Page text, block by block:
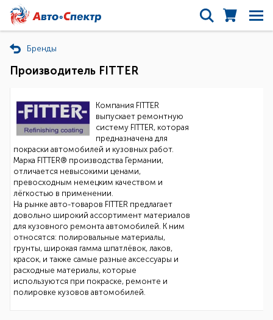
Бренды
Производитель FITTER
Компания FITTER
выпускает ремонтную
систему FITTER, которая
предназначена для
покраски автомобилей и кузовных работ.
Марка FITTER® производства Германии,
отличается невысокими ценами,
превосходным немецким качеством и
лёгкостью в применении.
На рынке авто-товаров FITTER предлагает
довольно широкий ассортимент материалов
для кузовного ремонта автомобилей. К ним
относятся: полировальные материалы,
грунты, широкая гамма шпатлёвок, лаков,
красок, и также самые разные аксессуары и
расходные материалы, которые
используются при покраске, ремонте и
полировке кузовов автомобилей.